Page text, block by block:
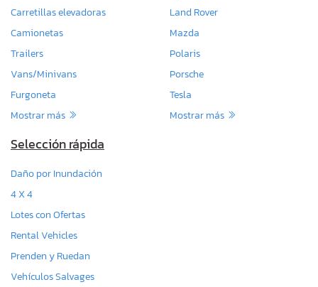
Carretillas elevadoras
Camionetas
Trailers
Vans/Minivans
Furgoneta
Mostrar más
Land Rover
Mazda
Polaris
Porsche
Tesla
Mostrar más
Selección rápida
Daño por Inundación
4 X 4
Lotes con Ofertas
Rental Vehicles
Prenden y Ruedan
Vehículos Salvages